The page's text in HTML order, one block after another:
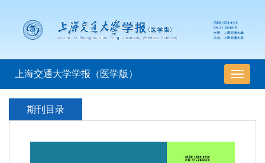
导
航
上海交通大学学报（医学版）
期刊目录